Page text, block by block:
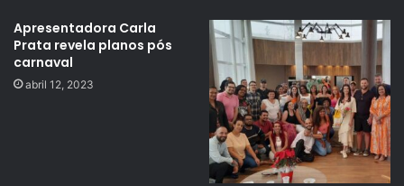
Apresentadora Carla
Prata revela planos pós
carnaval
abril 12, 2023